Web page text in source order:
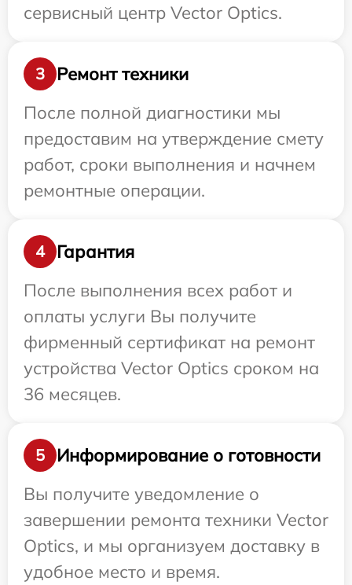
сервисный центр Vector Optics.
3
Ремонт техники
После полной диагностики мы
предоставим на утверждение смету
работ, сроки выполнения и начнем
ремонтные операции.
4
Гарантия
После выполнения всех работ и
оплаты услуги Вы получите
фирменный сертификат на ремонт
устройства Vector Optics сроком на
36 месяцев.
5
Информирование о готовности
Вы получите уведомление о
завершении ремонта техники Vector
Optics, и мы организуем доставку в
удобное место и время.